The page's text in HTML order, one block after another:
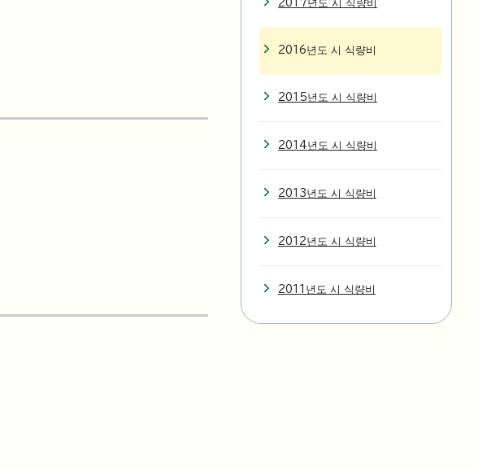
2017년도 시 식량비
2016년도 시 식량비
2015년도 시 식량비
2014년도 시 식량비
2013년도 시 식량비
2012년도 시 식량비
2011년도 시 식량비